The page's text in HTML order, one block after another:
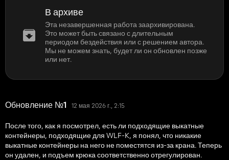
В архиве
Эта незавершенная работа заархивирована.
Это может быть связано с длительным
периодом бездействия или с решением автора.
Мы не можем знать, будет ли он обновлен позже
или нет.
Обновление №1 12 мая 2026 г., 2:15
После того, как я посмотрел, есть ли подходящие выкатные
контейнеры, подходящие для WLF-K, я понял, что никакие
выкатные контейнеры на него не поместятся из-за крана. Теперь
он удален, и подъем крюка соответственно отрегулирован.